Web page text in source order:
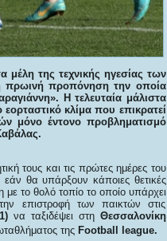
μέλη της τεχνικής ηγεσίας των
πρωινή προπόνηση την οποία
Η τελευταία μάλιστα
κλίμα που επικρατεί
μόνο έντονο προβληματισμό
τους και τις πρώτες ημέρες του
θα υπάρξουν κάποιες θετικές
το θολό τοπίο το οποίο υπάρχει
επιστροφή των παικτών στις
να ταξιδέψει στη Θεσσαλονίκη
της Football league.